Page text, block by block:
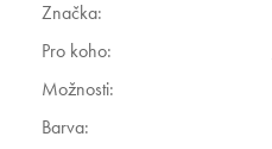
Značka:
Pro koho:
Možnosti:
Barva: